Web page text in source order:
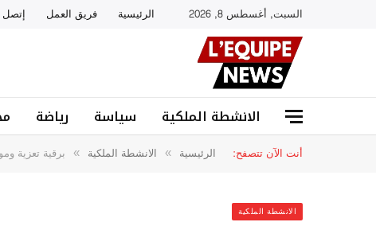
السبت, أغسطس 8, 2026 الرئيسية فريق العمل إتصل
الانشطة الملكية سياسة رياضة
أنت الآن تتصفح: الرئيسية » الانشطة الملكية » برقية تعزية
الانشطة الملكية